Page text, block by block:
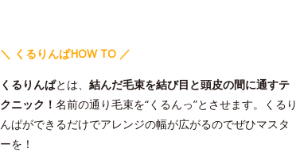
＼ くるりんぱHOW TO ／
くるりんぱとは、 結んだ毛束を結び目と頭皮の間に通すテ
クニック！ 名前の通り毛束を“くるんっ”とさせます。くるり
んぱができるだけでアレンジの幅が広がるのでぜひマスタ
ーを！